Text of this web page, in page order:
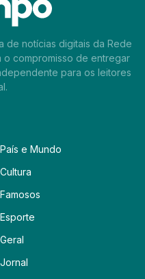
de notícias digitais da Rede
o compromisso de entregar
para os leitores
País e Mundo
Cultura
Famosos
Esporte
Geral
Jornal